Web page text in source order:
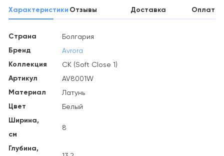
Характеристики Отзывы Доставка Оплата
Страна Болгария
Бренд Avrora
Коллекция СК (Soft Close 1)
Артикул AV8001W
Материал Латунь
Цвет Белый
Ширина,
см
8
Глубина,